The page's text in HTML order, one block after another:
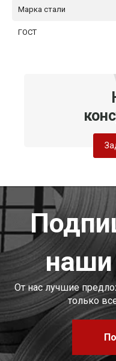
Марка стали
ГОСТ
наши
От нас лучшие
только